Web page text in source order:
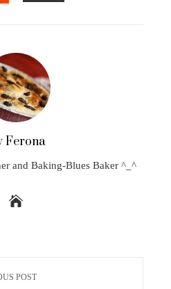
Ferona
and Baking-Blues Baker ^_^
POST